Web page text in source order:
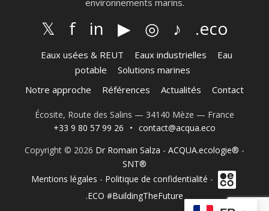
𝕏 f in ▶ ◎ ♪ .eco
Eaux usées & REUT Eaux industrielles
Eau
potable
Solutions marines
Notre approche
Références Actualités Contact
Écosite, Route des Salins — 34140 Mèze — France
+33 9 80 57 99 26
• contact@acqua.eco
Copyright © 2026 Dr Romain Salza - ACQUA.ecologie® -
SNT®
Mentions légales - Politique de confidentialité -
.ECO #BuildingTheFuture